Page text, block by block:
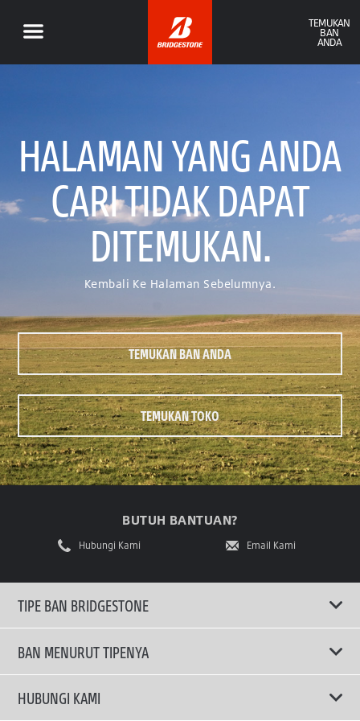
TEMUKAN
BAN
ANDA
HALAMAN YANG ANDA
CARI TIDAK DAPAT
DITEMUKAN.
Kembali Ke Halaman Sebelumnya.
TEMUKAN BAN ANDA
TEMUKAN TOKO
BUTUH BANTUAN?
Hubungi Kami Email Kami
TIPE BAN BRIDGESTONE
BAN MENURUT TIPENYA
Ban ENLITEN
HUBUNGI KAMI